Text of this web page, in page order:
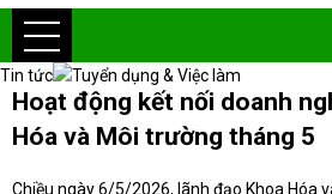
Tin tức Tuyển dụng & Việc làm
Hoạt động kết nối doanh
Hóa và Môi trường tháng 5
Chiều ngày 6/5/2026, lãnh đạo Khoa Hóa